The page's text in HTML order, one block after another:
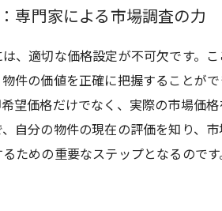
専門家による市場調査の力
、適切な価格設定が不可欠です。
件の価値を正確に把握することが
望価格だけでなく、実際の市場価
自分の物件の現在の評価を知り、
ための重要なステップとなるのです